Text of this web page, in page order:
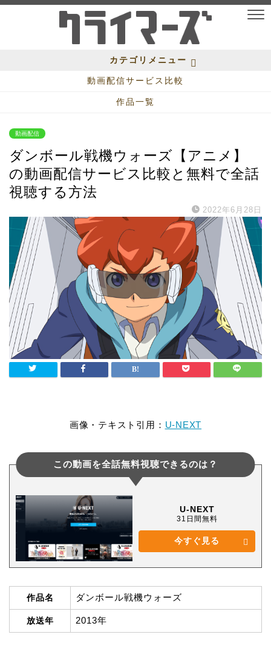
カテゴリメニュー
動画配信サービス比較
作品一覧
動画配信
ダンボール戦機ウォーズ【アニメ】
の動画配信サービス比較と無料で全話
視聴する方法
2022年6月28日
画像・テキスト引用： U-NEXT
この動画を全話無料視聴できるのは？
U-NEXT
31日間無料
今すぐ見る
作品名 ダンボール戦機ウォーズ
放送年 2013年